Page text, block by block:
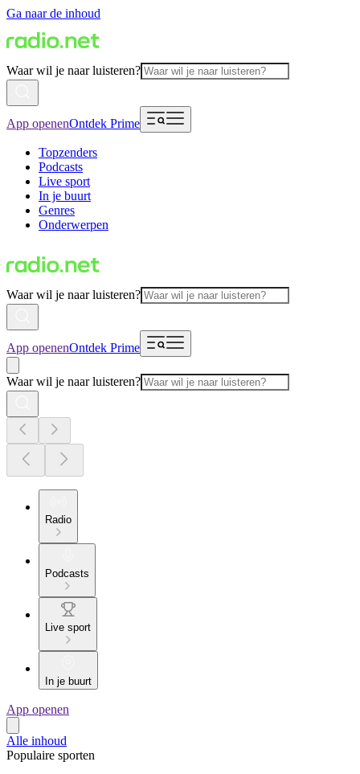
Ga naar de inhoud
Waar wil je naar luisteren?
App openenOntdek Prime
Topzenders
Podcasts
Live sport
In je buurt
Genres
Onderwerpen
Waar wil je naar luisteren?
App openenOntdek Prime
Waar wil je naar luisteren?
Radio
Podcasts
Live sport
In je buurt
App openen
Alle inhoud
Populaire sporten